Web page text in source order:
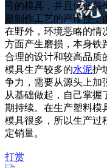
号的模具，并且保证每
是制作工艺的严谨性，
在野外，环境恶略的情
方面产生磨损，本身铁
合理的设计和较高品质
模具生产较多的水泥护
争力，需要从源头上加
从基础做起，自己掌握
期持续。在生产塑料模
模具很多，所以生产过
定销量。
打赏